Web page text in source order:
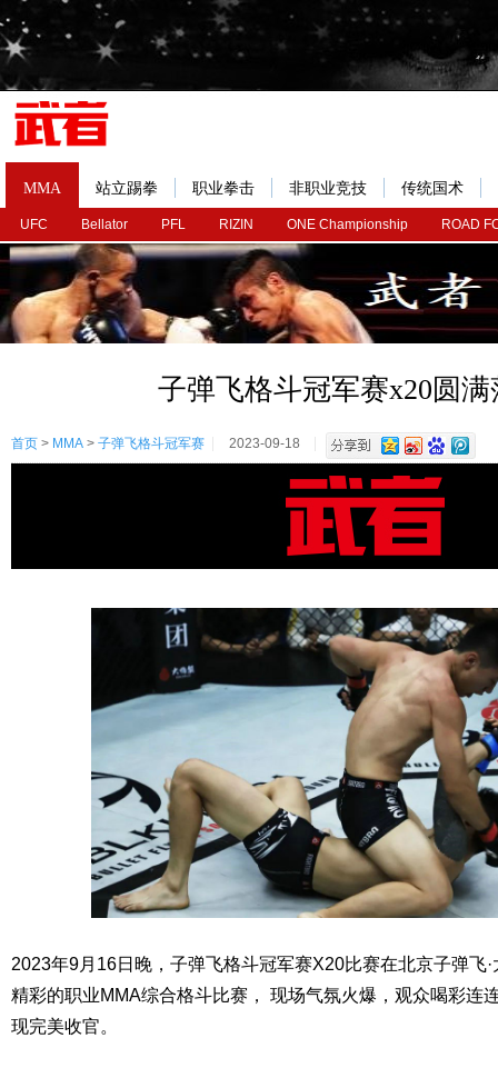
MMA
UFC Bellator PFL RIZIN ONE Championship ROAD
站立踢拳 职业拳击 非职业竞技 传统国术
子弹飞格斗冠军赛x20圆满
首页 > MMA > 子弹飞格斗冠军赛 2023-09-18
2023年9月16日晚，子弹飞格斗冠军赛X20比赛在北京子弹飞
精彩的职业MMA综合格斗比赛， 现场气氛火爆，观众喝彩连
现完美收官。